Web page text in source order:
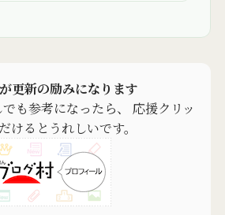
更新の励みになります
も参考になったら、 応援クリッ
けるとうれしいです。